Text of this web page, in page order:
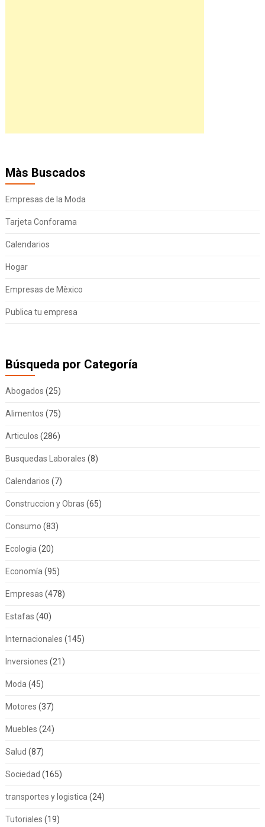
Màs Buscados
Empresas de la Moda
Tarjeta Conforama
Calendarios
Hogar
Empresas de Mèxico
Publica tu empresa
Búsqueda por Categoría
Abogados (25)
Alimentos (75)
Articulos (286)
Busquedas Laborales (8)
Calendarios (7)
Construccion y Obras (65)
Consumo (83)
Ecologia (20)
Economía (95)
Empresas (478)
Estafas (40)
Internacionales (145)
Inversiones (21)
Moda (45)
Motores (37)
Muebles (24)
Salud (87)
Sociedad (165)
transportes y logistica (24)
Tutoriales (19)